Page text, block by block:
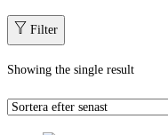
Filter
Showing the single result